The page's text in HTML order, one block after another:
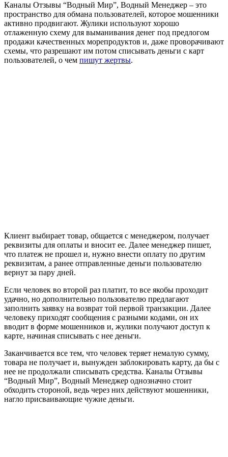
Каналы Отзывы “Водный Мир”, Водный Менеджер – это
пространство для обмана пользователей, которое мошенники
активно продвигают. Жулики используют хорошо
отлаженную схему для выманивания денег под предлогом
продажи качественных морепродуктов и, даже проворачивают
схемы, что разрешают им потом списывать деньги с карт
пользователей, о чем пишут жертвы.
Клиент выбирает товар, общается с менеджером, получает
реквизиты для оплаты и вносит ее. Далее менеджер пишет,
что платеж не прошел и, нужно внести оплату по другим
реквизитам, а ранее отправленные деньги пользователю
вернут за пару дней.
Если человек во второй раз платит, то все якобы проходит
удачно, но дополнительно пользователю предлагают
заполнить заявку на возврат той первой транзакции. Далее
человеку приходят сообщения с разными кодами, он их
вводит в форме мошенников и, жулики получают доступ к
карте, начиная списывать с нее деньги.
Заканчивается все тем, что человек теряет немалую сумму,
товара не получает и, вынужден заблокировать карту, да бы с
нее не продолжали списывать средства. Каналы Отзывы
“Водный Мир”, Водный Менеджер однозначно стоит
обходить стороной, ведь через них действуют мошенники,
нагло присваивающие чужие деньги.